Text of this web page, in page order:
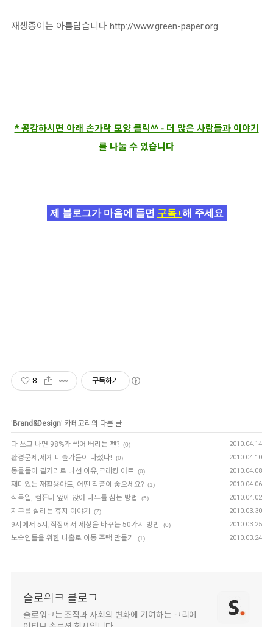
재생종이는 아름답습니다 http://www.green-paper.org
* 공감하시면 아래 손가락 모양 클릭^^ - 더 많은 사람들과 이야기
를 나눌 수 있습니다
제 블로그가 마음에 들면 구독+해 주세요
8 구독하기
'Brand&Design' 카테고리의 다른 글
다 쓰고 나면 98%가 썩어 버리는 펜? (0) 2010.04.14
환경문제,세계 미술가들이 나섰다! (0) 2010.04.10
동물들이 길거리로 나선 이유,크래킹 아트 (0) 2010.04.08
재미있는 재활용아트, 어떤 작품이 좋으세요? (1) 2010.04.06
식목일, 컴퓨터 앞에 앉아 나무를 심는 방법 (5) 2010.04.02
지구를 살리는 휴지 이야기 (7) 2010.03.30
9시에서 5시,직장에서 세상을 바꾸는 50가지 방법 (0) 2010.03.25
노숙인들을 위한 나홀로 이동 주택 만들기 (1) 2010.03.24
슬로워크 블로그
슬로워크는 조직과 사회의 변화에 기여하는 크리에